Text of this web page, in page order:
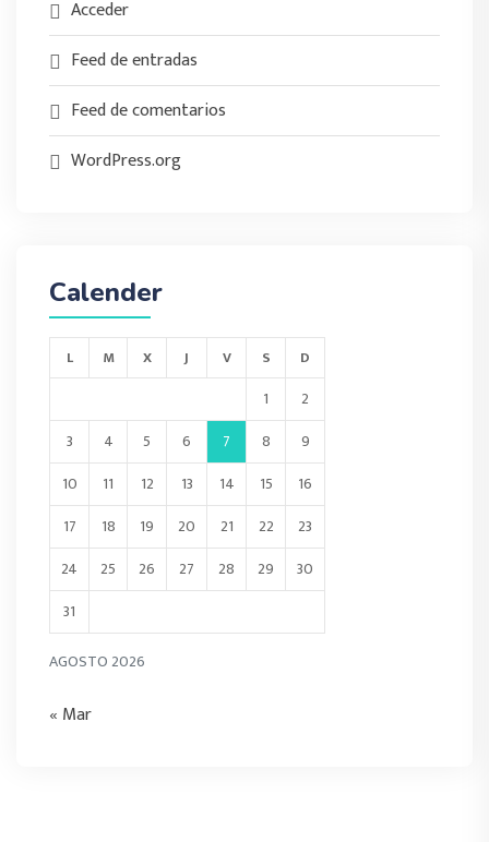
Acceder
Feed de entradas
Feed de comentarios
WordPress.org
Calender
AGOSTO 2026
L M X J V S D
1
2
3
4 5 6 7 8
9
10
11 12 13 14 15
16
17
18 19 20 21 22
23
24
25 26 27 28 29
30
31
« Mar